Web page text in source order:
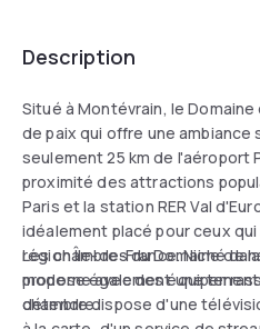
Description
Situé à Montévrain, le
de paix qui offre une ambiance
seulement 25 km de l'aéroport
proximité des attractions
Paris et la station RER Val
idéalement placé pour ceux
région Île-de-France. Niché
propose également une
détendre.
Les chambres du Domaine de
moderne avec des
chambre dispose d'une